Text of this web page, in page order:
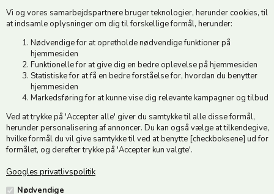
Vi og vores samarbejdspartnere bruger teknologier, herunder cookies, til
at indsamle oplysninger om dig til forskellige formål, herunder:
Nødvendige for at opretholde nødvendige funktioner på
hjemmesiden
Funktionelle for at give dig en bedre oplevelse på hjemmesiden
Statistiske for at få en bedre forståelse for, hvordan du benytter
hjemmesiden
Markedsføring for at kunne vise dig relevante kampagner og tilbud
Ved at trykke på 'Accepter alle' giver du samtykke til alle disse formål,
herunder personalisering af annoncer. Du kan også vælge at tilkendegive,
hvilke formål du vil give samtykke til ved at benytte [checkboksene] ud for
formålet, og derefter trykke på 'Accepter kun valgte'.
Googles privatlivspolitik
Nødvendige
CVR 49879415 Mailvedstedmoelle@post.tele.dk
Åbningstider: Man-Fre 9.00-17.00 | Middagslukket 12.00-12.30 |
Lørdag 9.00-12.00
Hold dig opdateret
Tilmeld dig vores nyhedsbrev og modtag gode tilbud :)
Jeg accepterer vilkårene